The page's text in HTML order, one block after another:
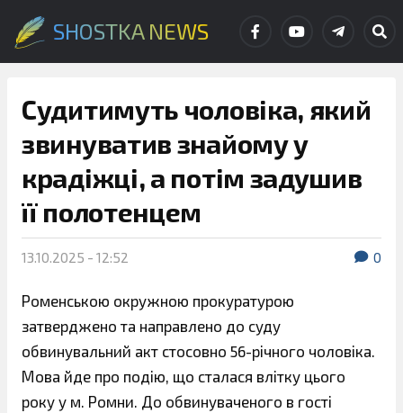
SHOSTKA NEWS
Судитимуть чоловіка, який
звинуватив знайому у
крадіжці, а потім задушив
її полотенцем
13.10.2025 - 12:52 0
Роменською окружною прокуратурою
затверджено та направлено до суду
обвинувальний акт стосовно 56-річного чоловіка.
Мова йде про подію, що сталася влітку цього
року у м. Ромни. До обвинуваченого в гості